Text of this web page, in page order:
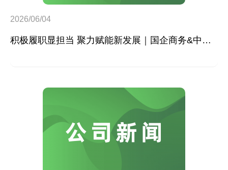
2026/06/04
积极履职显担当 聚力赋能新发展｜国企商务&中企人力出席上海现代服务业联合会第五届会员大会第三次会议暨2026服务业高质量发展大会